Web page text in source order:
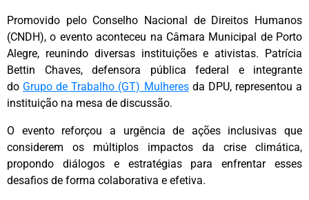
Promovido pelo Conselho Nacional de Direitos Humanos
(CNDH), o evento aconteceu na Câmara Municipal de Porto
Alegre, reunindo diversas instituições e ativistas. Patrícia
Bettin Chaves, defensora pública federal e integrante
do Grupo de Trabalho (GT) Mulheresda DPU, representou a
instituição na mesa de discussão.
O evento reforçou a urgência de ações inclusivas que
considerem os múltiplos impactos da crise climática,
propondo diálogos e estratégias para enfrentar esses
desafios de forma colaborativa e efetiva.